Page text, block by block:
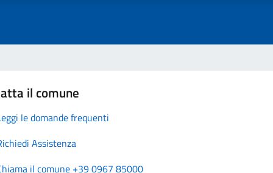
il comune
le domande frequenti
Assistenza
il comune +39 0967 85000